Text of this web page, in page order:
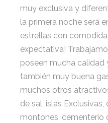
muy exclusiva y
la primera noche será
estrellas con
expectativa!
poseen mucha calidad
también muy buena
muchos otros
de sal, islas
montones, cementerio